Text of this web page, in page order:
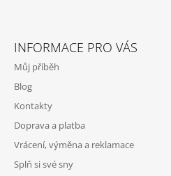
INFORMACE PRO VÁS
Můj příběh
Blog
Kontakty
Doprava a platba
Vrácení, výměna a reklamace
Splň si své sny